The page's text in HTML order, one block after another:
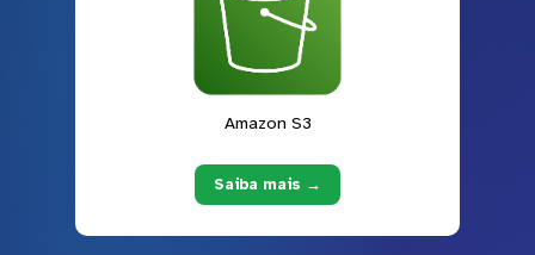
Amazon S3
Saiba mais →